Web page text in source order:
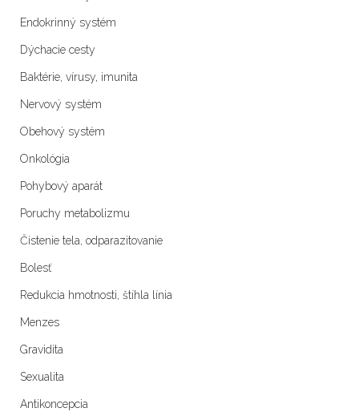
Endokrinný systém
Dýchacie cesty
Baktérie, vírusy, imunita
Nervový systém
Obehový systém
Onkológia
Pohybový aparát
Poruchy metabolizmu
Čistenie tela, odparazitovanie
Bolesť
Redukcia hmotnosti, štíhla línia
Menzes
Gravidita
Sexualita
Antikoncepcia